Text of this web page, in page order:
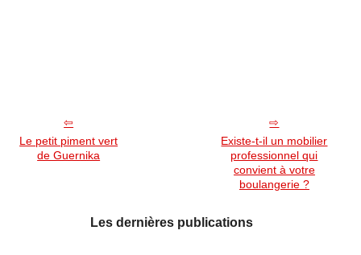
Le petit piment vert
de Guernika
Existe-t-il un mobilier
professionnel qui
convient à votre
boulangerie ?
Les dernières publications